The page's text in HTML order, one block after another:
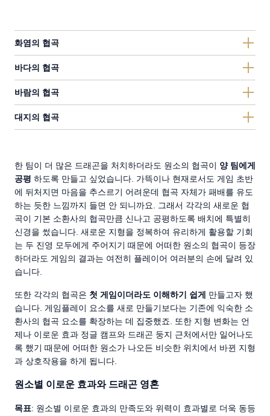
화염의 협곡
바다의 협곡
바람의 협곡
대지의 협곡
한 팀이 더 많은 드래곤을 처치하더라도 원소의 협곡이 양 팀에게
공평 하도록 만들고 싶었습니다. 가뜩이나 현재로서도 게임 초반
에 뒤처지면 마음을 추스르기 어려운데 협곡 자체가 패배를 유도
하는 듯한 느낌까지 들면 안 되니까요. 그래서 각각의 새로운 협
곡이 기본 소환사의 협곡만큼 신나고 공평하도록 배치에 특별히
신경을 썼습니다. 새로운 지형을 정복하여 유리하게 활용할 기회
는 두 진영 모두에게 주어지기 때문에 어떠한 원소의 협곡이 등장
하더라도 게임의 결과는 여전히 플레이어 여러분의 손에 달려 있
습니다.
또한 각각의 협곡은 첫 게임이더라도 이해하기 쉽게 만들고자 했
습니다. 게임플레이 요소를 새로 만들기보다는 기존에 익숙한 소
환사의 협곡 요소를 확장하는 데 집중했죠. 또한 지형 변화는 언
제나 이로운 효과 정글 캠프와 드래곤 둥지 근처에서만 일어나도
록 했기 때문에 어떠한 원소가 나오든 비슷한 위치에서 바뀐 지형
과 상호작용을 하게 됩니다.
원소별 이로운 효과와 드래곤 영혼
목표: 원소별 이로운 효과의 만족도와 위력이 효과별로 더욱 동등